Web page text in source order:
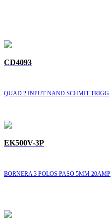
CD4093
QUAD 2 INPUT NAND SCHMIT TRIGG
EK500V-3P
BORNERA 3 POLOS PASO 5MM 20AMP